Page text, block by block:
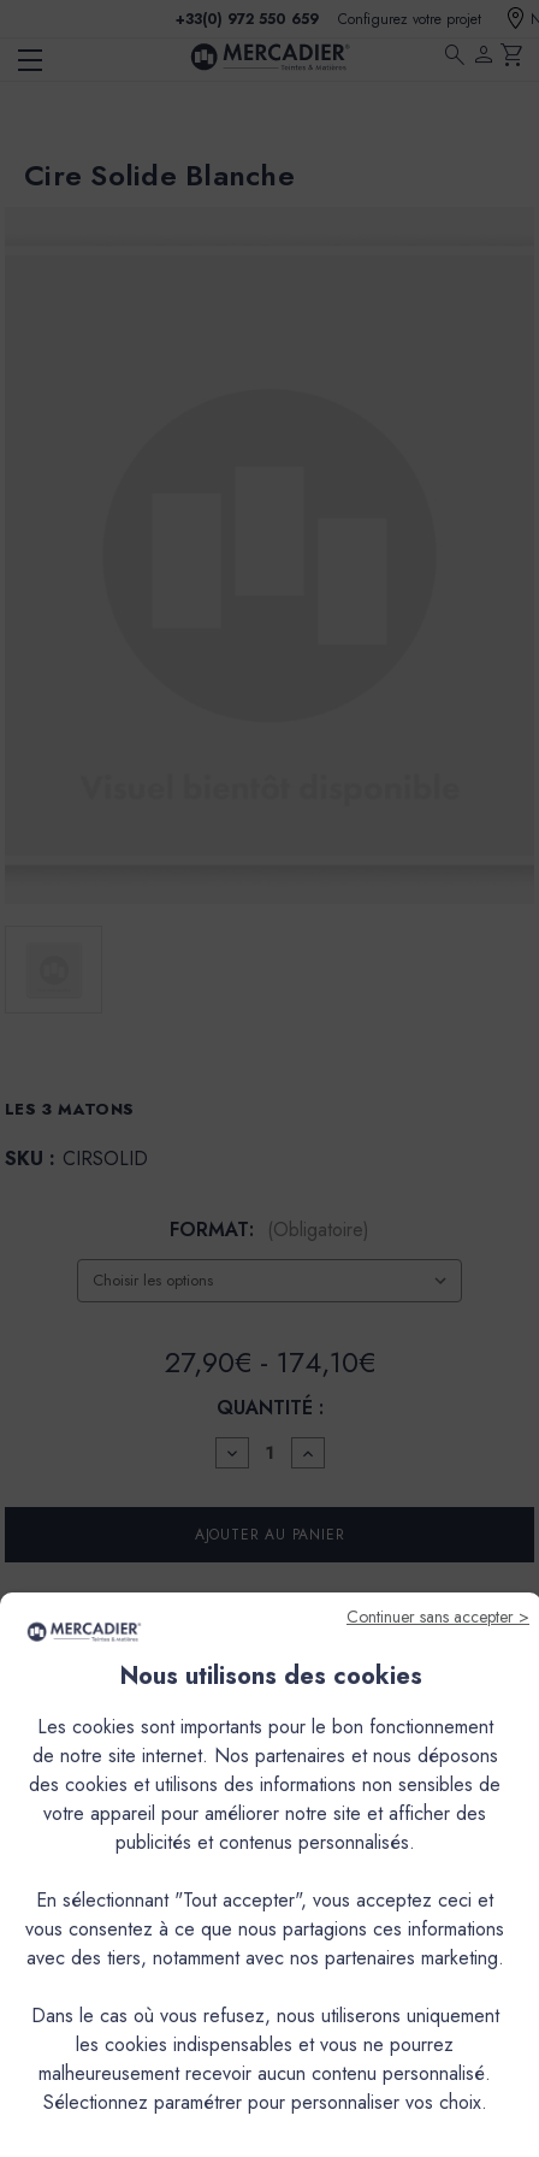
+33(0) 972 550 659 Configurez votre projet
search person shopping_cart
Cire Solide Blanche
LES 3 MATONS
SKU : CIRSOLID
FORMAT: (Obligatoire)
27,90€ - 174,10€
QUANTITÉ :
DIMINUER
LA
POUR
CIRE
BLANCHE
AUGMENTER
LA
POUR
CIRE
BLANCHE
Livraison offerte en France Métropolitaine
configurez votre projet
Avis produit
Paiement sécurisé
Retours
Continuer sans accepter >
Nous utilisons des cookies
Les cookies sont importants pour le bon fonctionnement
de notre site internet. Nos partenaires et nous déposons
des cookies et utilisons des informations non sensibles de
votre appareil pour améliorer notre site et afficher des
publicités et contenus personnalisés.
En sélectionnant "Tout accepter", vous acceptez ceci et
vous consentez à ce que nous partagions ces informations
avec des tiers, notamment avec nos partenaires marketing.
Dans le cas où vous refusez, nous utiliserons uniquement
les cookies indispensables et vous ne pourrez
malheureusement recevoir aucun contenu personnalisé.
Sélectionnez paramétrer pour personnaliser vos choix.